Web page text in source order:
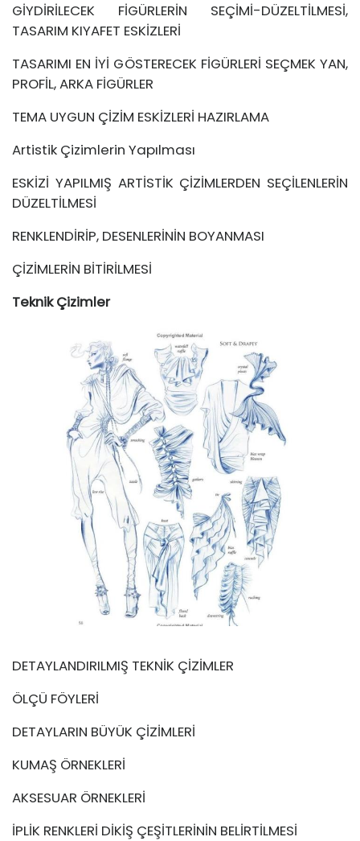
GİYDİRİLECEK FİGÜRLERİN SEÇİMİ-DÜZELTİLMESİ,
TASARIM KIYAFET ESKİZLERİ
TASARIMI EN İYİ GÖSTERECEK FİGÜRLERİ SEÇMEK YAN,
PROFİL, ARKA FİGÜRLER
TEMA UYGUN ÇİZİM ESKİZLERİ HAZIRLAMA
Artistik Çizimlerin Yapılması
ESKİZİ YAPILMIŞ ARTİSTİK ÇİZİMLERDEN SEÇİLENLERİN
DÜZELTİLMESİ
RENKLENDİRİP, DESENLERİNİN BOYANMASI
ÇİZİMLERİN BİTİRİLMESİ
Teknik Çizimler
DETAYLANDIRILMIŞ TEKNİK ÇİZİMLER
ÖLÇÜ FÖYLERİ
DETAYLARIN BÜYÜK ÇİZİMLERİ
KUMAŞ ÖRNEKLERİ
AKSESUAR ÖRNEKLERİ
İPLİK RENKLERİ DİKİŞ ÇEŞİTLERİNİN BELİRTİLMESİ